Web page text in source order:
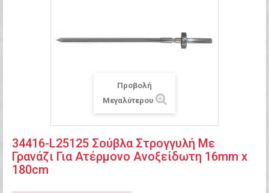
Προβολή
Μεγαλύτερου
34416-L25125 Σούβλα Στρογγυλή Με
Γρανάζι Για Ατέρμονο Ανοξείδωτη 16mm x
180cm